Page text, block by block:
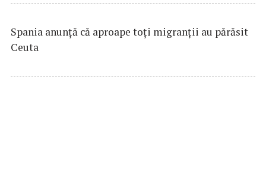
Spania anunţă că aproape toţi migranţii au părăsit
Ceuta